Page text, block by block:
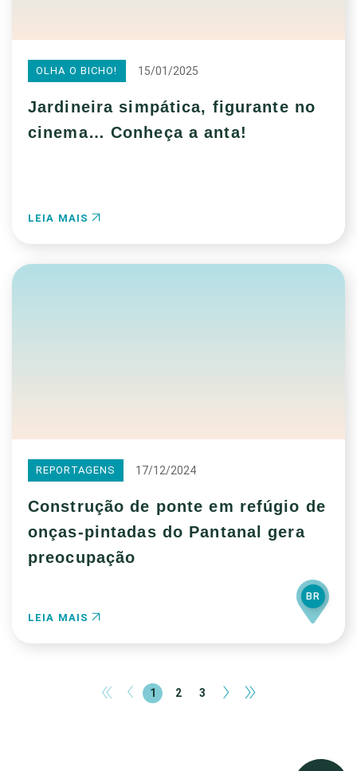
OLHA O BICHO! 15/01/2025
Jardineira simpática, figurante no
cinema… Conheça a anta!
LEIA MAIS
REPORTAGENS 17/12/2024
Construção de ponte em refúgio de
onças-pintadas do Pantanal gera
preocupação
LEIA MAIS
BR
« ‹ 1 2 3 › »